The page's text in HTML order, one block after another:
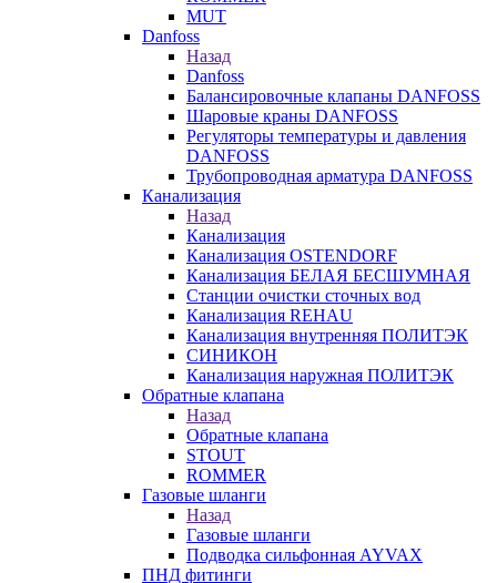
MUT
Danfoss
Назад
Danfoss
Балансировочные клапаны DANFOSS
Шаровые краны DANFOSS
Регуляторы температуры и давления
DANFOSS
Трубопроводная арматура DANFOSS
Канализация
Назад
Канализация
Канализация OSTENDORF
Канализация БЕЛАЯ БЕСШУМНАЯ
Станции очистки сточных вод
Канализация REHAU
Канализация внутренняя ПОЛИТЭК
СИНИКОН
Канализация наружная ПОЛИТЭК
Обратные клапана
Назад
Обратные клапана
STOUT
ROMMER
Газовые шланги
Назад
Газовые шланги
Подводка сильфонная AYVAX
ПНД фитинги